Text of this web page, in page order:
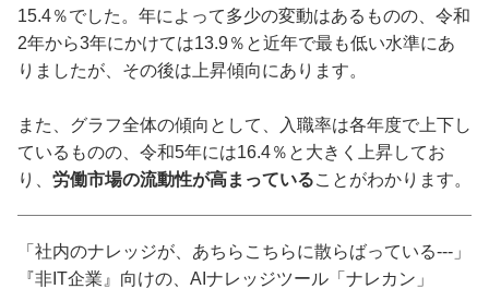
15.4％でした。年によって多少の変動はあるものの、令和
2年から3年にかけては13.9％と近年で最も低い水準にあ
りましたが、その後は上昇傾向にあります。
また、グラフ全体の傾向として、入職率は各年度で上下し
ているものの、令和5年には16.4％と大きく上昇してお
り、 労働市場の流動性が高まっていることがわかります。
「社内のナレッジが、あちらこちらに散らばっている---」
『非IT企業』向けの、AIナレッジツール「ナレカン」